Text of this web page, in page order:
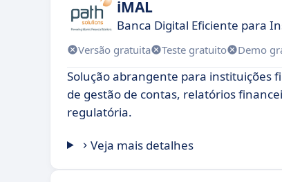
iMAL
Banca Digital Eficiente para
Versão gratuita Teste gratuito Demo
Solução abrangente para instituições
de gestão de contas, relatórios
regulatória.
Veja mais detalhes